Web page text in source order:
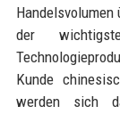
der
Kunde
werden sich